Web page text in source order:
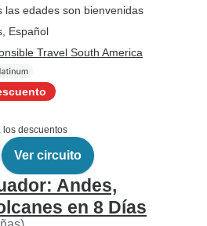
las edades son bienvenidas
Español
Travel South America
los descuentos
Ver circuito
Andes,
en 8 Días